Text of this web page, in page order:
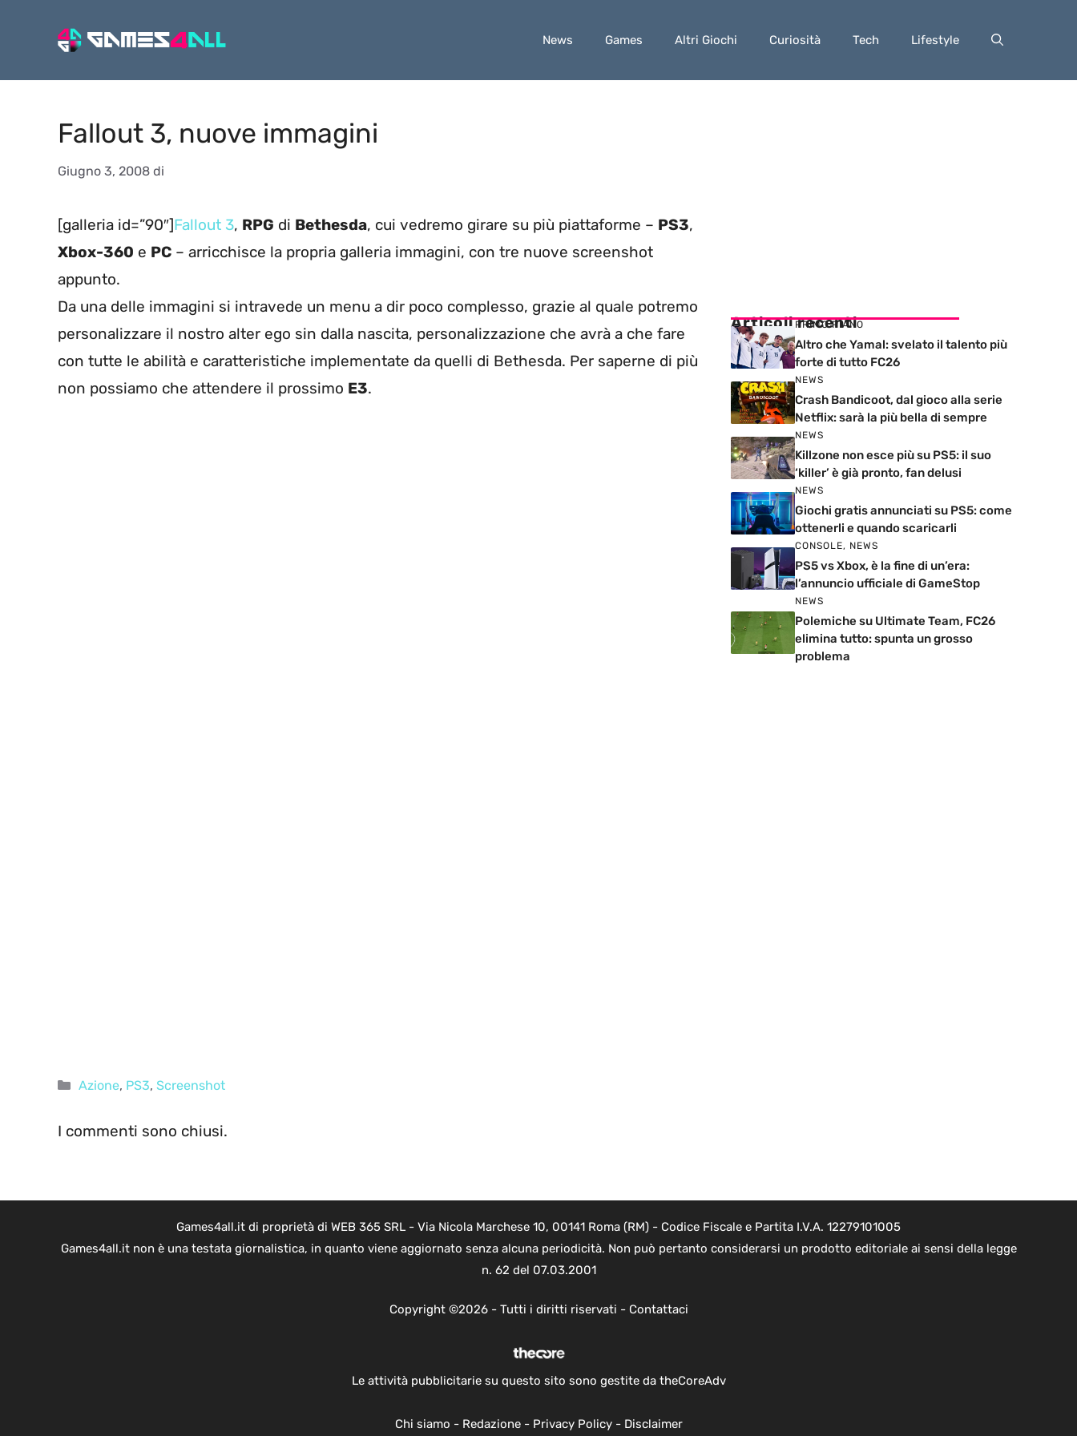
News Games Altri Giochi Curiosità Tech Lifestyle
Fallout 3, nuove immagini
Giugno 3, 2008 di
[galleria id=”90″]Fallout 3, RPG di Bethesda, cui vedremo girare su più piattaforme – PS3,
Xbox-360 e PC – arricchisce la propria galleria immagini, con tre nuove screenshot
appunto.
Da una delle immagini si intravede un menu a dir poco complesso, grazie al quale potremo
personalizzare il nostro alter ego sin dalla nascita, personalizzazione che avrà a che fare
con tutte le abilità e caratteristiche implementate da quelli di Bethesda. Per saperne di più
non possiamo che attendere il prossimo E3.
Categorie
Azione, PS3, Screenshot
I commenti sono chiusi.
Articoli recenti
PRIMO PIANO
Altro che Yamal: svelato il talento più
forte di tutto FC26
NEWS
Crash Bandicoot, dal gioco alla serie
Netflix: sarà la più bella di sempre
NEWS
Killzone non esce più su PS5: il suo
‘killer’ è già pronto, fan delusi
NEWS
Giochi gratis annunciati su PS5: come
ottenerli e quando scaricarli
CONSOLE, NEWS
PS5 vs Xbox, è la fine di un’era:
l’annuncio ufficiale di GameStop
NEWS
Polemiche su Ultimate Team, FC26
elimina tutto: spunta un grosso
problema
Games4all.it di proprietà di WEB 365 SRL - Via Nicola Marchese 10, 00141 Roma (RM) - Codice Fiscale e Partita I.V.A. 12279101005
Games4all.it non è una testata giornalistica, in quanto viene aggiornato senza alcuna periodicità. Non può pertanto considerarsi un prodotto editoriale ai sensi della legge
n. 62 del 07.03.2001
Copyright ©2026 - Tutti i diritti riservati - Contattaci
Le attività pubblicitarie su questo sito sono gestite da theCoreAdv
Chi siamo - Redazione- Privacy Policy- Disclaimer